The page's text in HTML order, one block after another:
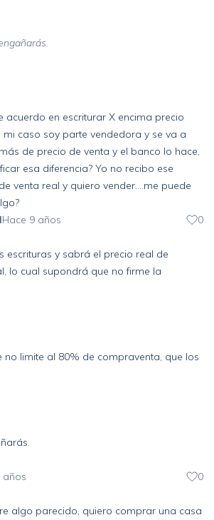
acuerdo en escriturar X encima precio
mi caso soy parte vendedora y se va a
de precio de venta y el banco lo hace,
esa diferencia? Yo no recibo ese
venta real y quiero vender....me puede
Hace 9 años 0
escrituras y sabrá el precio real de
lo cual supondrá que no firme la
no limite al 80% de compraventa, que los
años 0
algo parecido, quiero comprar una casa